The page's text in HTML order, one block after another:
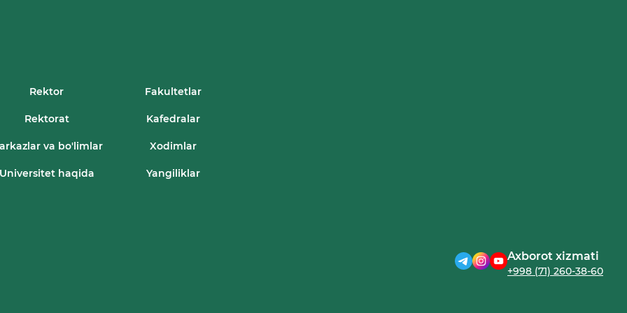
Rektor Fakultetlar
Rektorat Kafedralar
va bo'limlar Xodimlar
haqida Yangiliklar
Axborot xizmati
+998 (71) 260-38-60